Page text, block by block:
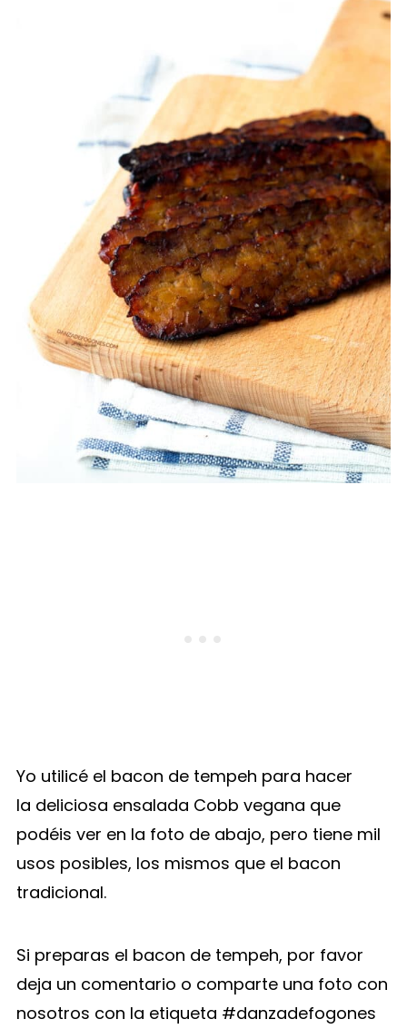
Yo utilicé el bacon de tempeh para hacer
la deliciosa ensalada Cobb vegana que
podéis ver en la foto de abajo, pero tiene mil
usos posibles, los mismos que el bacon
tradicional.
Si preparas el bacon de tempeh, por favor
deja un comentario o comparte una foto con
nosotros con la etiqueta #danzadefogones